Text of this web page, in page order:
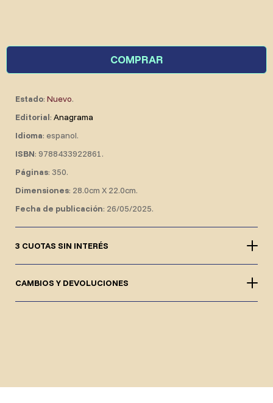
COMPRAR
Estado: Nuevo.
Editorial: Anagrama
Idioma: espanol.
ISBN: 9788433922861.
Páginas: 350.
Dimensiones: 28.0cm X 22.0cm.
Fecha de publicación: 26/05/2025.
3 CUOTAS SIN INTERÉS
CAMBIOS Y DEVOLUCIONES